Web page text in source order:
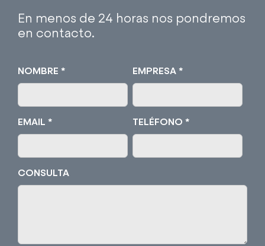
En menos de 24 horas nos pondremos
en contacto.
NOMBRE * EMPRESA *
EMAIL * TELÉFONO *
CONSULTA